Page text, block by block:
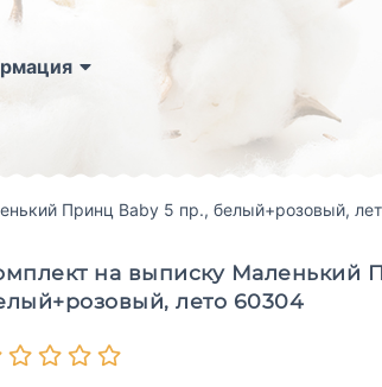
Принц Baby 5 пр., белый+розовый,
на выписку Маленький
лето 60304